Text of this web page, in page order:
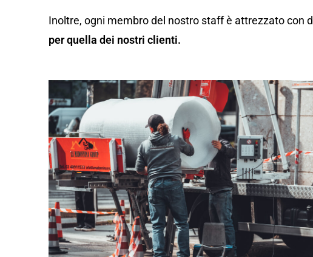
Inoltre, ogni membro del nostro staff è attrezzato con
per quella dei nostri clienti.